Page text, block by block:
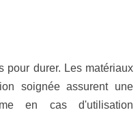
pour durer. Les matériaux
soignée assurent une
en cas d'utilisation